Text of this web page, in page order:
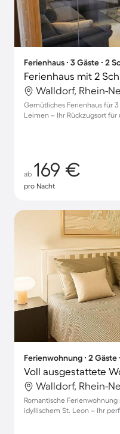
Ferienhaus ∙ 3 Gäste ∙ 2
Ferienhaus mit 2
Walldorf, Rhein-
Gemütliches Ferienhaus für
Leimen – Ihr Rückzugsort für
ab 169 €
pro Nacht
Ferienwohnung ∙ 2 Gäste
Walldorf, Rhein-
Romantische
idyllischem St. Leon – Ihr